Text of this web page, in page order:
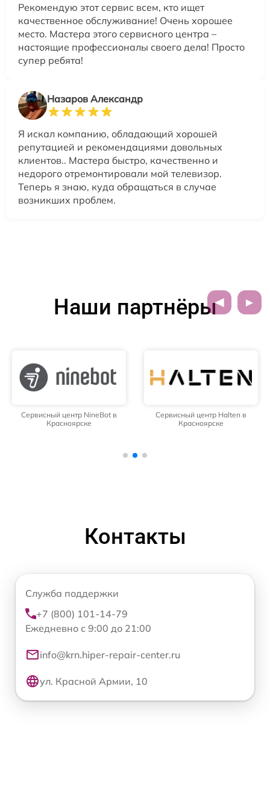
Рекомендую этот сервис всем, кто ищет
качественное обслуживание! Очень хорошее
место. Мастера этого сервисного центра –
настоящие профессионалы своего дела! Просто
супер ребята!
Назаров Александр
Я искал компанию, обладающий хорошей
репутацией и рекомендациями довольных
клиентов.. Мастера быстро, качественно и
недорого отремонтировали мой телевизор.
Теперь я знаю, куда обращаться в случае
возникших проблем.
Наши партнёры
Сервисный центр NineBot в
Красноярске
Сервисный центр Halten в
Красноярске
Контакты
Служба поддержки
+7 (800) 101-14-79
Ежедневно с 9:00 до 21:00
info@krn.hiper-repair-center.ru
ул. Красной Армии, 10